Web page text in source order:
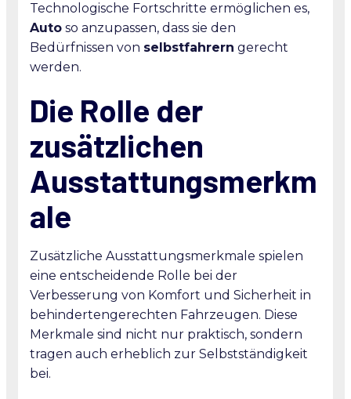
Technologische Fortschritte ermöglichen es,
Auto so anzupassen, dass sie den
Bedürfnissen von selbstfahrern gerecht
werden.
Die Rolle der
zusätzlichen
Ausstattungsmerkm
ale
Zusätzliche Ausstattungsmerkmale spielen
eine entscheidende Rolle bei der
Verbesserung von Komfort und Sicherheit in
behindertengerechten Fahrzeugen. Diese
Merkmale sind nicht nur praktisch, sondern
tragen auch erheblich zur Selbstständigkeit
bei.